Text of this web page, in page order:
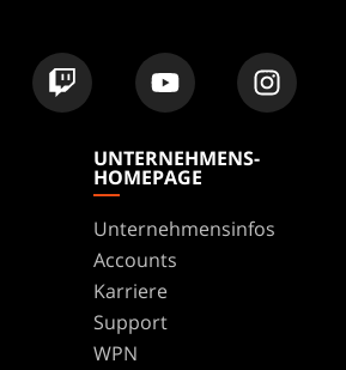
UNTERNEHMENS-
HOMEPAGE
Unternehmensinfos
Accounts
Karriere
Support
WPN